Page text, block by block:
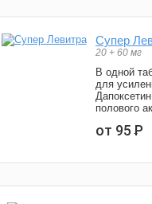
Супер
20 + 60 мг
В одной
для
полового
от 95Р